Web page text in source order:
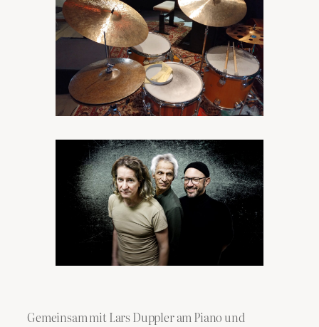
Gemeinsam mit Lars Duppler am Piano und